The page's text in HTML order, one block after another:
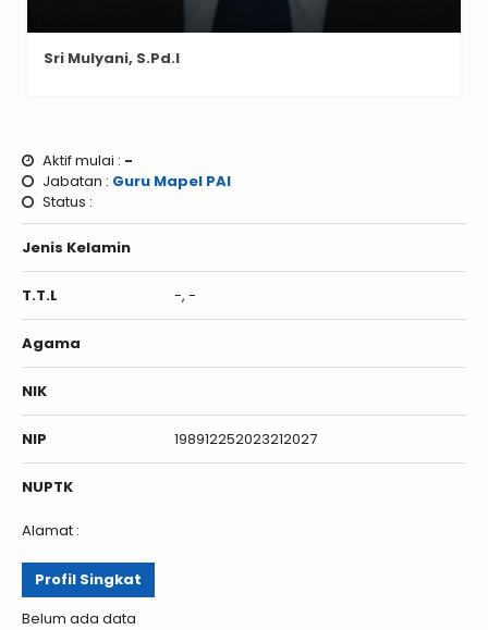
Sri Mulyani, S.Pd.I
Aktif mulai : -
Jabatan : Guru Mapel PAI
Status :
Jenis Kelamin
T.T.L -, -
Agama
NIK
NIP 198912252023212027
NUPTK
Alamat :
Profil Singkat
Belum ada data